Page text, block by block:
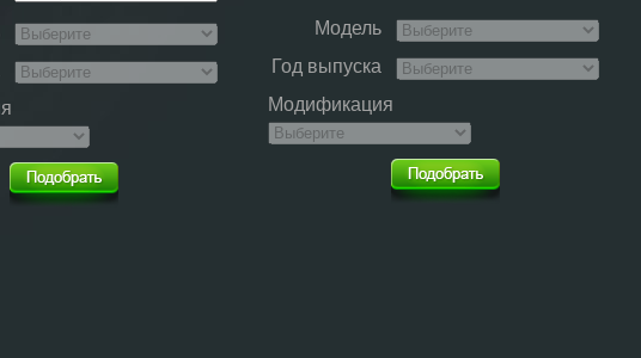
Модель
Год выпуска
Модификация